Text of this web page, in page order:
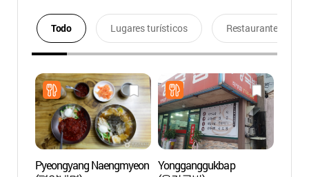
Todo Lugares turísticos Restaurantes
Pyeongyang Naengmyeon
Yongganggukbap